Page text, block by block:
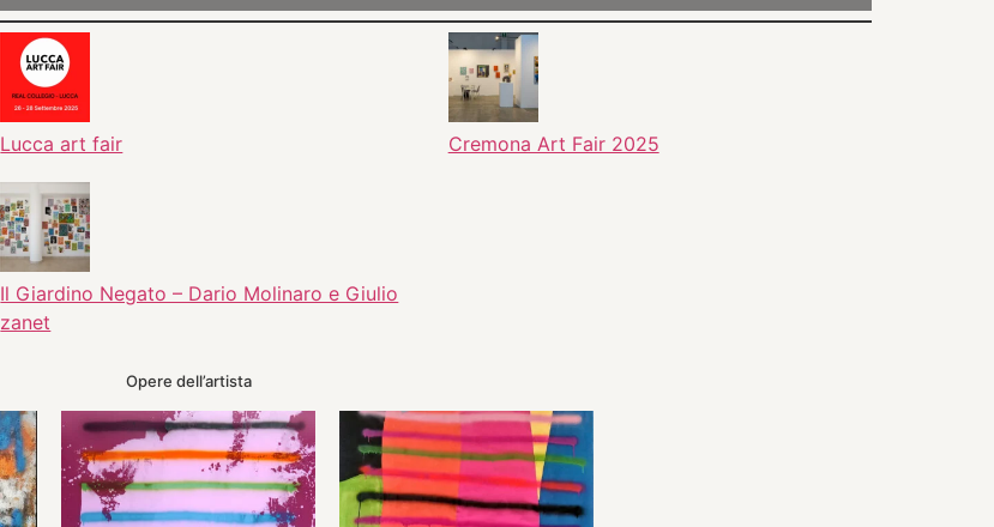
Lucca art fair Cremona Art Fair 2025
Il Giardino Negato – Dario Molinaro e Giulio
zanet
Opere dell’artista